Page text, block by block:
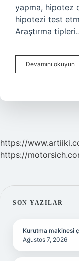
yapma, hipotez
hipotezi test
Araştırma
Devamını okuyun
https://
https://
SON YAZILAR
Kurutma makinesi
Ağustos 7, 2026